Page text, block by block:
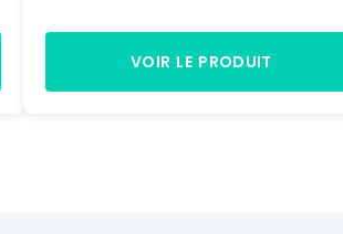
T - 1 coté biseautépolycarbonate
injecté 3 mm - transparent A clipser
sur rail Fabriqué en
VOIR LE PRODUIT